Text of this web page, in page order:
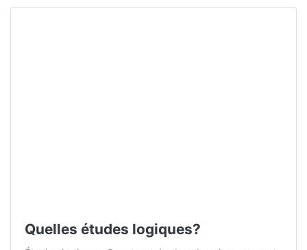
Quelles études logiques?